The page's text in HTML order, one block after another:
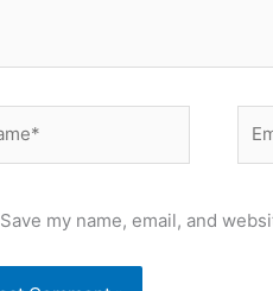
Save my name, email, and